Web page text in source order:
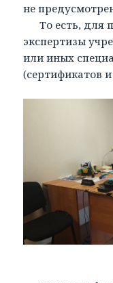
не
То есть, для
экспертизы
или иных
(сертификатов